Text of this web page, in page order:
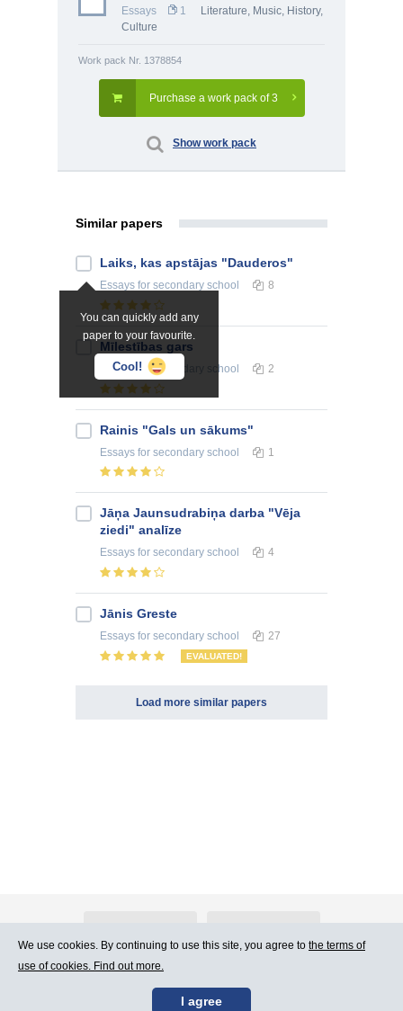
Essays 1 Literature, Music, History,
Culture
Work pack Nr. 1378854
Purchase a work pack of 3
Show work pack
Similar papers
You can quickly add any
paper to your favourite.
Cool!
Laiks, kas apstājas "Dauderos"
Essays for secondary school 8
Mīlestības gars
Essaysfor secondary school 2
Rainis "Gals un sākums"
Essays for secondary school 1
Jāņa Jaunsudrabiņa darba "Vēja
ziedi" analīze
Essays for secondary school 4
Jānis Greste
Essays for secondary school 27
EVALUATED!
Load more similar papers
Contact Us Terms of Use
We use cookies. By continuing to use this site, you agree to the terms of
use of cookies. Find out more.
I agree